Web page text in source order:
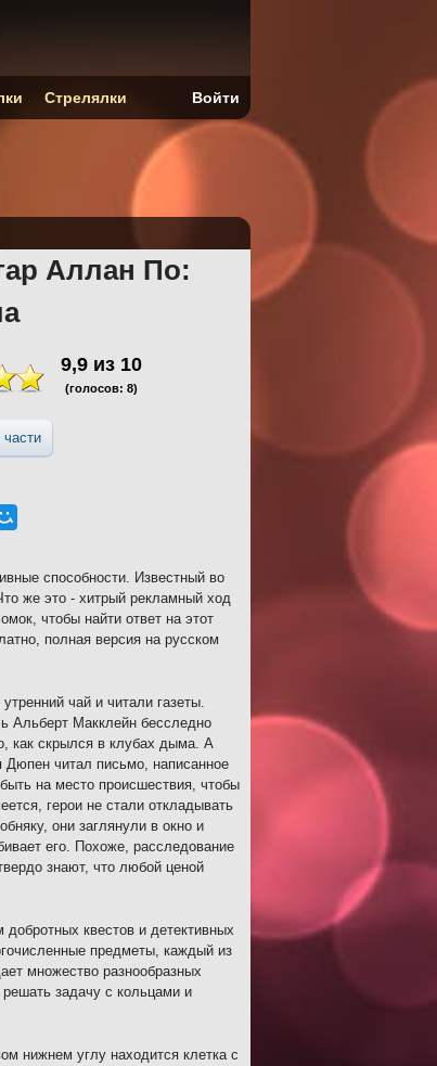
Аллан По:
9,9 из 10
(голосов: 8)
части
способности. Известный во
же это - хитрый рекламный ход
чтобы найти ответ на этот
полная версия на русском
чай и читали газеты.
Альберт Макклейн бесследно
как скрылся в клубах дыма. А
Дюпен читал письмо, написанное
на место происшествия, чтобы
герои не стали откладывать
они заглянули в окно и
его. Похоже, расследование
знают, что любой ценой
квестов и детективных
предметы, каждый из
множество разнообразных
задачу с кольцами и
нижнем углу находится клетка с
Стрелялки Войти